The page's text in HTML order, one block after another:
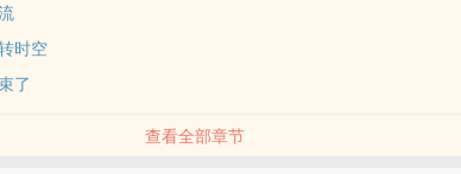
时空
了
查看全部章节